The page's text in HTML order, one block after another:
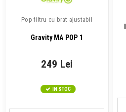
Pop filtru cu brat ajustabil
Gravity MA POP 1
249 Lei
IN STOC